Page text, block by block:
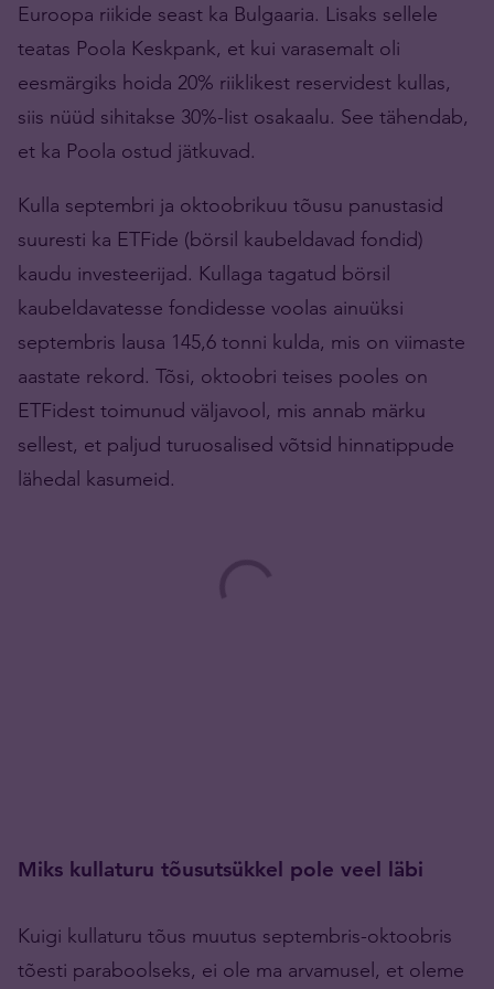
Euroopa riikide seast ka Bulgaaria. Lisaks sellele
teatas Poola Keskpank, et kui varasemalt oli
eesmärgiks hoida 20% riiklikest reservidest kullas,
siis nüüd sihitakse 30%-list osakaalu. See tähendab,
et ka Poola ostud jätkuvad.
Kulla septembri ja oktoobrikuu tõusu panustasid
suuresti ka ETFide (börsil kaubeldavad fondid)
kaudu investeerijad. Kullaga tagatud börsil
kaubeldavatesse fondidesse voolas ainuüksi
septembris lausa 145,6 tonni kulda, mis on viimaste
aastate rekord. Tõsi, oktoobri teises pooles on
ETFidest toimunud väljavool, mis annab märku
sellest, et paljud turuosalised võtsid hinnatippude
lähedal kasumeid.
Miks kullaturu tõusutsükkel pole veel läbi
Kuigi kullaturu tõus muutus septembris-oktoobris
tõesti paraboolseks, ei ole ma arvamusel, et oleme